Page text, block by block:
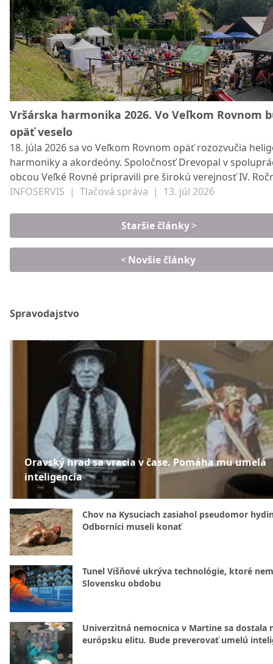
Vršárska harmonika 2026. Vo Veľkom Rovnom
opäť veselo
18. júla 2026 sa vo Veľkom Rovnom opäť rozozvučia
harmoniky a akordeóny. Spoločnosť Drevopal v
obcou Veľké Rovné pripravili pre širokú verejnosť IV.
Vršárskej harmoniky.
INFOSERVIS | Tlačová správa | 13. júl 2026
Novšie články
Staršie články
Spravodajstvo
Oravský hrad sa vracia v čase. Pomáha mu umelá
inteligencia
Chov na Kysuciach zasiahol pseudomor
Odborníci museli konať
Tunel Višňové ukrýva technológie, ktoré
Slovensku obdobu
Univerzitná nemocnica v Martine sa dostala
európsku elitu. Bude preverovať umelú